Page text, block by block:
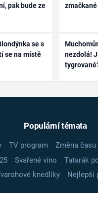
pak bude ze
se s
se na místě
nezdolá!
Populární témata
TV program Změna času
Svařené víno Tatarák
knedlíky Nejlepší